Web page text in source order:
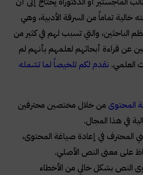
خالية تماماً من السرقة الأدبية، وهي
الباحثين، والتي تسبب لهم في كثير من
عن قراءة أبحاثهم لعلمهم بأنهم لم
العلمي. نقدم لكم تلخيصاً لما تشمله
المحتوى من خلال مختصين محترفين
في هذا المجال.
المحترف في إعادة صياغة المحتوى،
على معنى النص الأصلي.
النص بشكل خالي من الأخطاء